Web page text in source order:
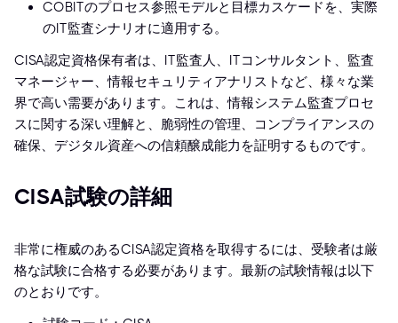
COBITのプロセス参照モデルと目標カスケードを、実際
のIT監査シナリオに適用する。
CISA認定資格保有者は、IT監査人、ITコンサルタント、監査
マネージャー、情報セキュリティアナリストなど、様々な業
界で高い需要があります。これは、情報システム監査プロセ
スに関する深い理解と、脆弱性の管理、コンプライアンスの
確保、デジタル資産への信頼醸成能力を証明するものです。
CISA試験の詳細
非常に権威のあるCISA認定資格を取得するには、受験者は厳
格な試験に合格する必要があります。最新の試験情報は以下
のとおりです。